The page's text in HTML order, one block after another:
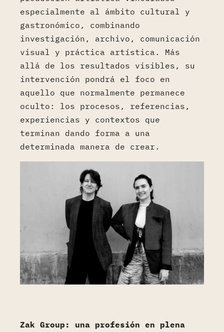
especialmente al ámbito cultural y
gastronómico, combinando
investigación, archivo, comunicación
visual y práctica artística. Más
allá de los resultados visibles, su
intervención pondrá el foco en
aquello que normalmente permanece
oculto: los procesos, referencias,
experiencias y contextos que
terminan dando forma a una
determinada manera de crear.
Zak Group: una profesión en plena